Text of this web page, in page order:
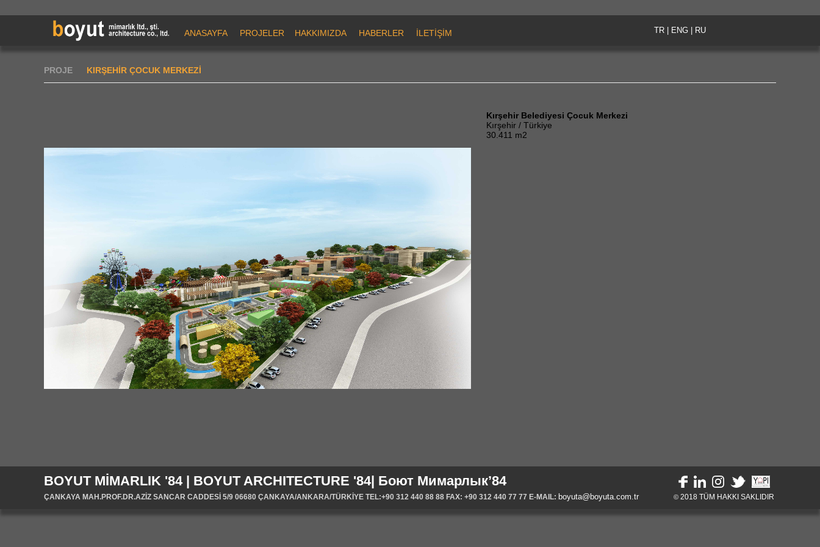
ANASAYFA PROJELER HAKKIMIZDA HABERLER İLETİŞİM TR ENG RU
PROJE KIRŞEHİR ÇOCUK MERKEZİ
Kırşehir Belediyesi Çocuk Merkezi
Kırşehir / Türkiye
30.411 m2
BOYUT MİMARLIK '84 | BOYUT ARCHITECTURE '84| Боют Мимарлык’84
ÇANKAYA MAH.PROF.DR.AZİZ SANCAR CADDESİ 5/9 06680 ÇANKAYA/ANKARA/TÜRKİYE TEL:+90 312 440 88 88 FAX: +90 312 440 77 77 E-MAIL: boyuta@boyuta.com.tr © 2018 TÜM HAKKI SAKLIDIR